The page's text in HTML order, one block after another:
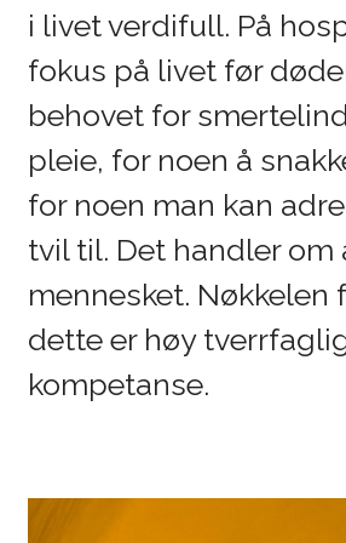
i livet verdifull. På
fokus på livet før
behovet for
pleie, for noen å
for noen man kan
tvil til. Det handler om
mennesket. Nøkkelen
dette er høy
kompetanse.